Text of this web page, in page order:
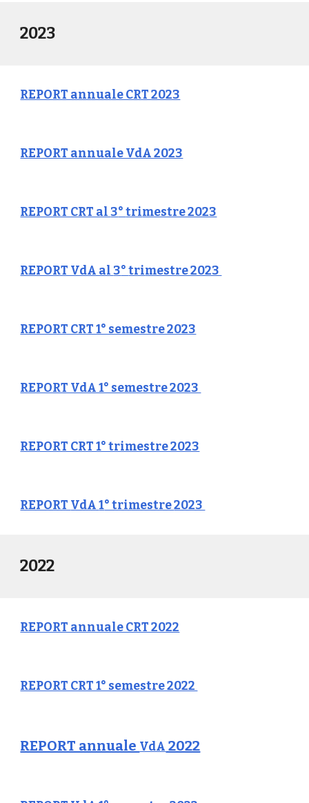
2023
REPORT annuale CRT 2023
REPORT annuale VdA 2023
REPORT CRT al3°trimestre 2023
REPORT VdA al3°trimestre 2023
REPORT CRT 1° semestre 2023
REPORT VdA 1° semestre 2023
REPORT CRT 1° trimestre 2023
REPORT VdA1° trimestre2023
2022
REPORT annuale CRT 2022
REPORT CRT 1° semestre 2022
REPORT annuale VdA 2022